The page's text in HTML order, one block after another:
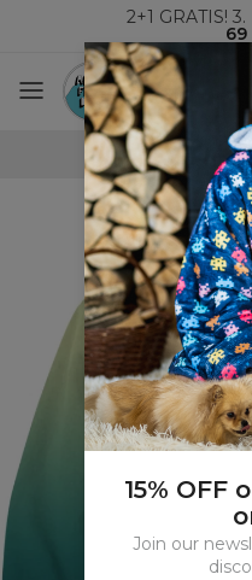
2+1 GRATIS!
69
15% OFF
Join our